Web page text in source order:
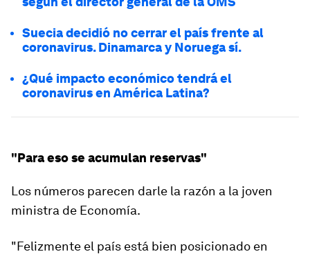
Suecia decidió no cerrar el país frente al
coronavirus. Dinamarca y Noruega sí.
¿Qué impacto económico tendrá el
coronavirus en América Latina?
"Para eso se acumulan reservas"
Los números parecen darle la razón a la joven
ministra de Economía.
"Felizmente el país está bien posicionado en